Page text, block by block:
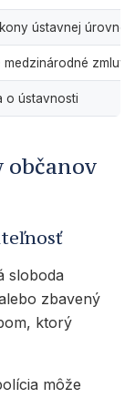
ústavnej úrovne
zmluvy
o ústavnosti
občanov
sloboda
zbavený
ktorý
môže